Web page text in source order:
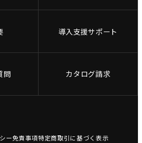
導入支援サポート
問 カタログ請求
ー免責事項特定商取引に基づく表示